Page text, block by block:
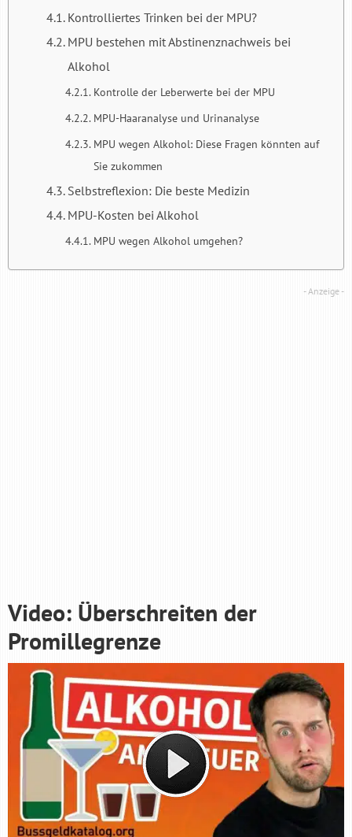
Kontrolliertes Trinken bei der MPU?
MPU bestehen mit Abstinenznachweis bei
Alkohol
Kontrolle der Leberwerte bei der MPU
MPU-Haaranalyse und Urinanalyse
MPU wegen Alkohol: Diese Fragen könnten auf
Sie zukommen
Selbstreflexion: Die beste Medizin
MPU-Kosten bei Alkohol
MPU wegen Alkohol umgehen?
Video: Überschreiten der
Promillegrenze